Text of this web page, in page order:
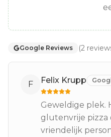
Google Reviews (2
F Felix Krupp
Geweldige plek.
glutenvrije pizza
vriendelijk